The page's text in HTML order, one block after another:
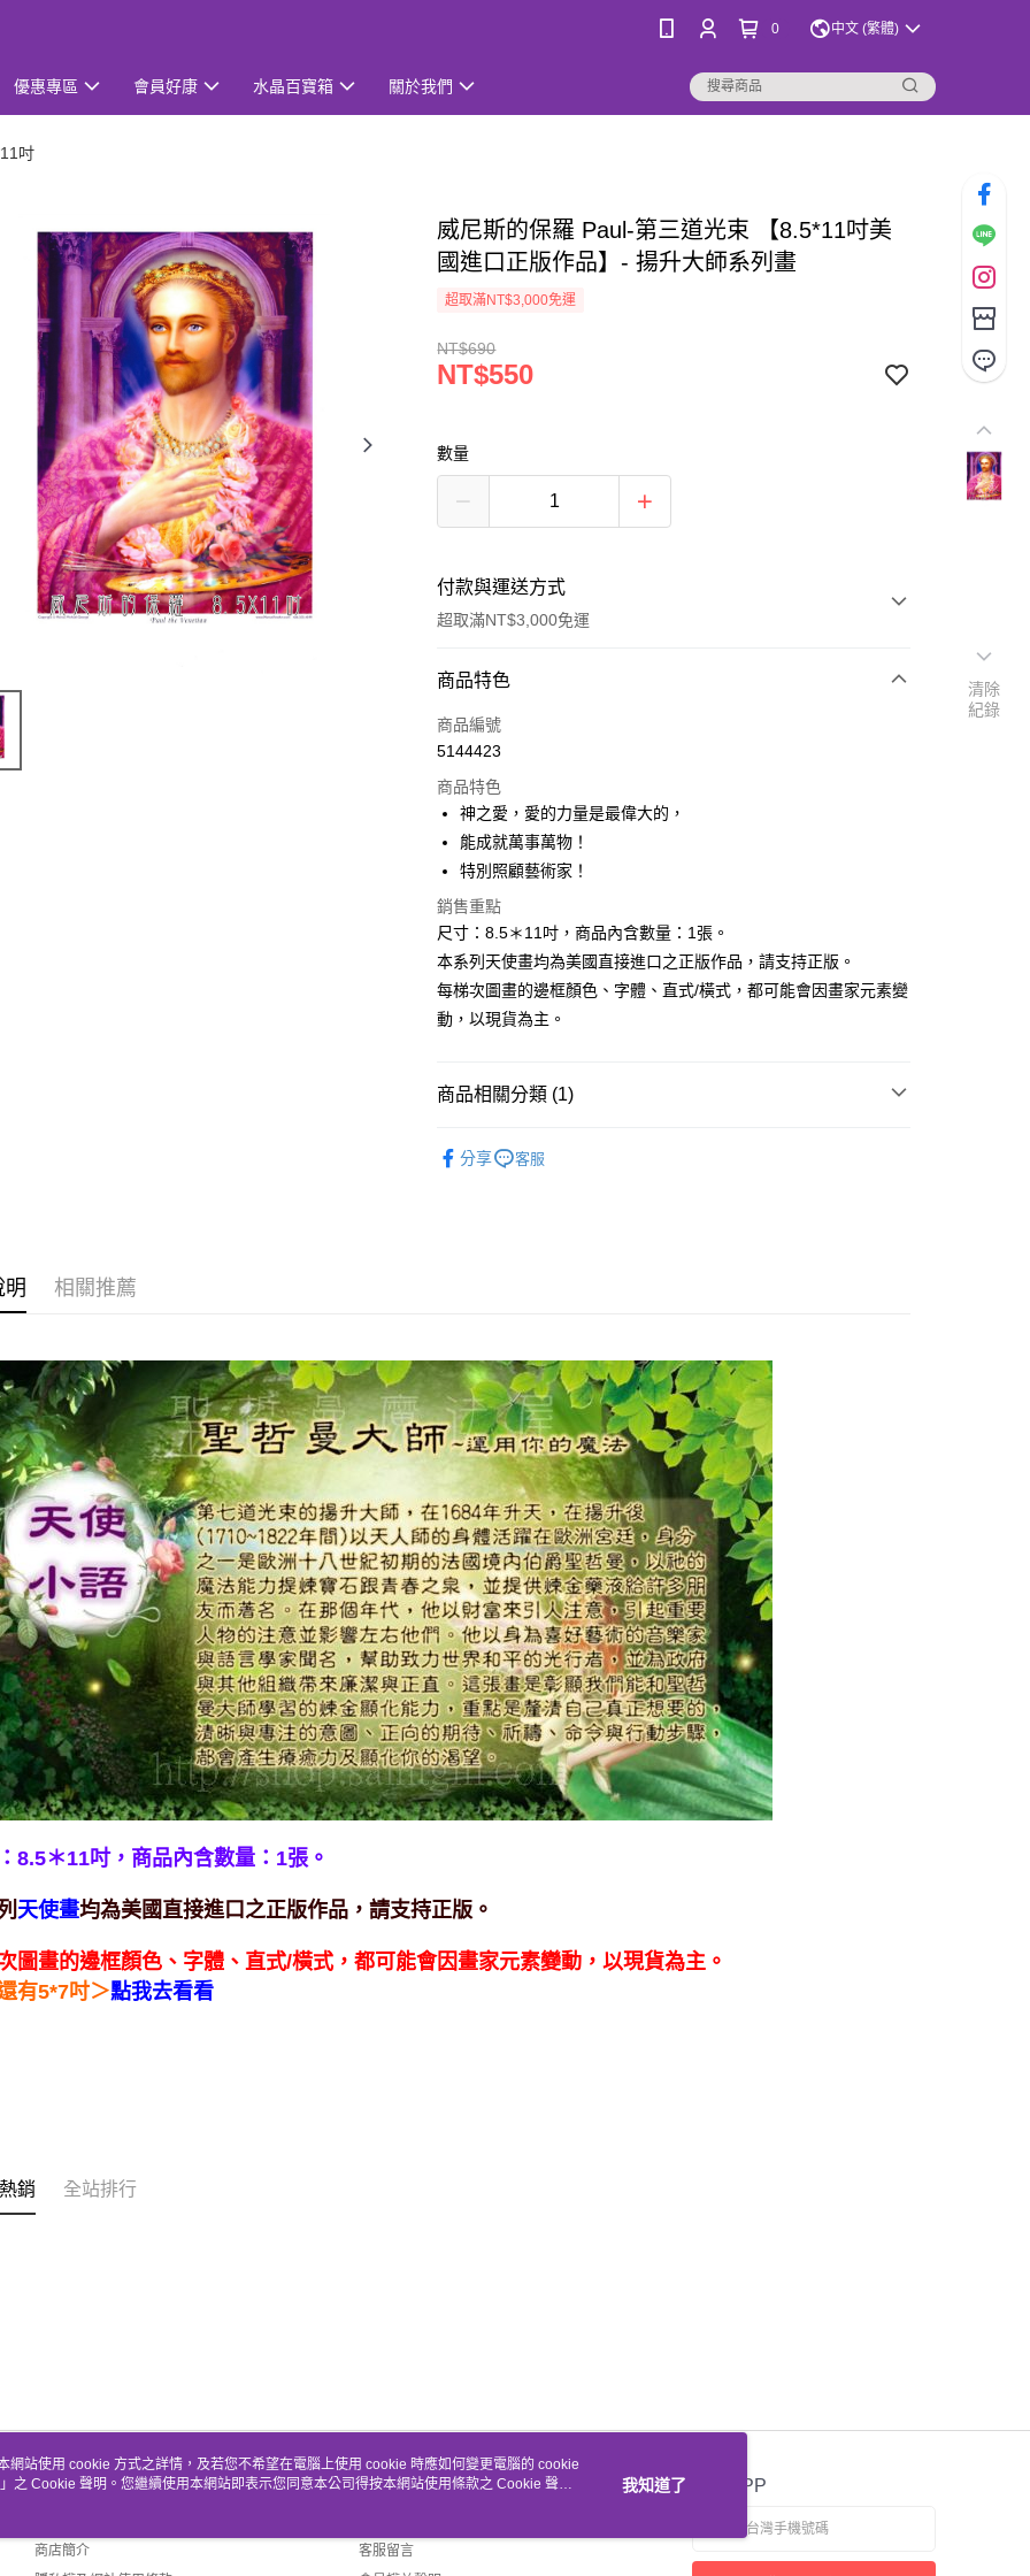
0 中文 (繁體)
優惠專區 會員好康 水晶百寶箱 關於我們
吋
威尼斯的保羅 Paul-第三道光束 【8.5*11吋美
國進口正版作品】- 揚升大師系列畫
超取滿NT$3,000免運
NT$690
NT$550
數量
付款與運送方式
超取滿NT$3,000免運
付款方式
信用卡一次付款
LINE Pay
Apple Pay
悠遊付
全家取貨付款
7-11取貨付款
付款後門市自取
免運費
商品特色
商品編號
5144423
商品特色
神之愛，愛的力量是最偉大的，
能成就萬事萬物！
特別照顧藝術家！
銷售重點
尺寸：8.5＊11吋，商品內含數量：1張。
本系列天使畫均為美國直接進口之正版作品，請支持正版。
每梯次圖畫的邊框顏色、字體、直式/橫式，都可能會因畫家元素變
動，以現貨為主。
商品相關分類 (1)
分享
客服
明 相關推薦
8.5＊11吋， 商品內含數量：1張。
天使畫均為美國直接進口之正版作品，請支持正版。
圖畫的邊框顏色、字體、直式/橫式，都可能會因畫家元素變動，以現貨為主。
有5*7吋＞點我去看看
銷 全站排行
關於我們
商店簡介
客服資訊
客服留言
官方APP
清除
紀錄
網站使用 cookie 方式之詳情，及若您不希望在電腦上使用 cookie 時應如何變更電腦的 cookie
」之 Cookie 聲明。您繼續使用本網站即表示您同意本公司得按本網站使用條款之 Cookie 聲明
我知道了